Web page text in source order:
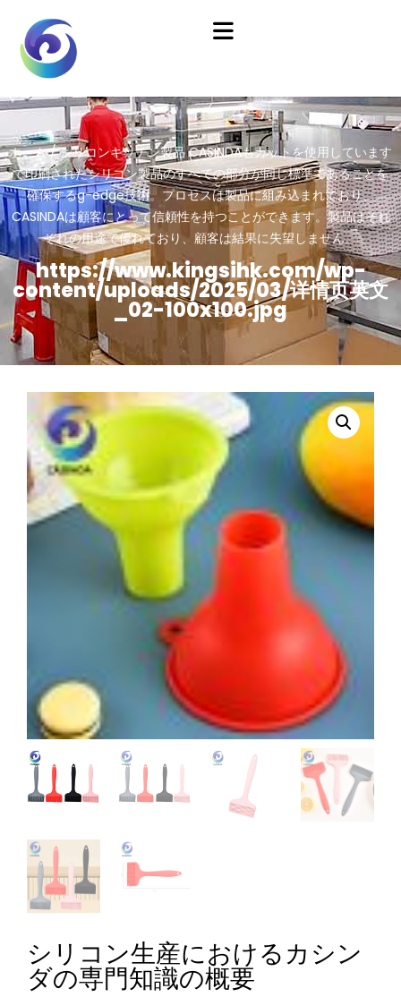
ホーム/シリコンキッチン製品CASINDAもカットを使用しています
で印刷されたシリコン製品のすべての部分が同じ標準であることを
確保するg-edge技術。プロセスは製品に組み込まれており、
CASINDAは顧客にとって信頼性を持つことができます。製品はそれ
ぞれの用途で優れており、顧客は結果に失望しません。
https://www.kingsihk.com/wp-
content/uploads/2025/03/详情页英文
_02-100x100.jpg
シリコン生産におけるカシン
ダの専門知識の概要